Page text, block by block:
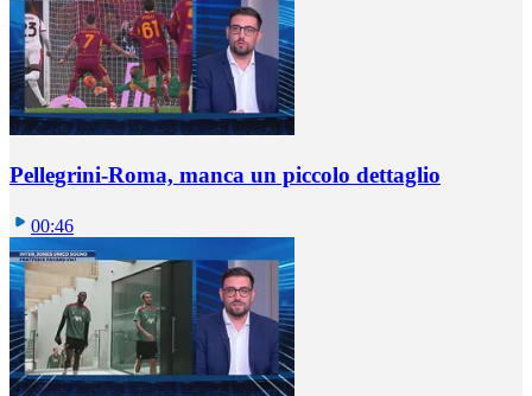
Pellegrini-Roma, manca un piccolo dettaglio
00:46